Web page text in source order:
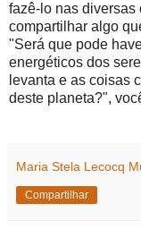
fazê-lo nas diversas
compartilhar algo
"Será que pode
energéticos dos
levanta e as coisas
deste planeta?",
Maria Stela Lecocq
Compartilhar